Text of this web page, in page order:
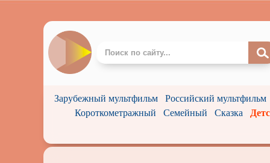
Зарубежный мультфильм Российский мультфильм
Короткометражный
Семейный Сказка